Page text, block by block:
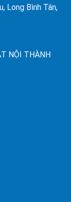
Long Bình Tân,
NỘI THÀNH